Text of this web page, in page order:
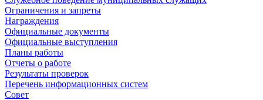
Ограничения и запреты
Награждения
Официальные документы
Официальные выступления
Планы работы
Отчеты о работе
Результаты проверок
Перечень информационных систем
Совет